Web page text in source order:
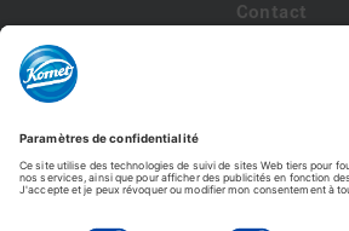
Contact
Profil de compte